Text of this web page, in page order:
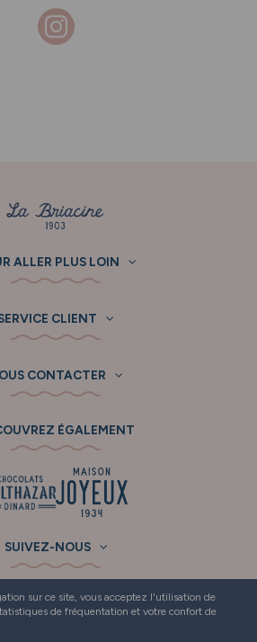
ALLER PLUS LOIN
CLIENT
CONTACTER
ÉGALEMENT
SUIVEZ-NOUS
sur ce site, vous acceptez l'utilisation de
de fréquentation et votre confort de